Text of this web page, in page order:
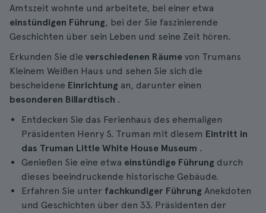
Amtszeit wohnte und arbeitete, bei einer etwa
einstündigen Führung, bei der Sie faszinierende
Geschichten über sein Leben und seine Zeit hören.
Erkunden Sie die verschiedenen Räume von Trumans
Kleinem Weißen Haus und sehen Sie sich die
bescheidene Einrichtung an, darunter einen
besonderen Billardtisch .
Entdecken Sie das Ferienhaus des ehemaligen
Präsidenten Henry S. Truman mit diesem Eintritt in
das Truman Little White House Museum .
Genießen Sie eine etwa einstündige Führung durch
dieses beeindruckende historische Gebäude.
Erfahren Sie unter fachkundiger Führung Anekdoten
und Geschichten über den 33. Präsidenten der